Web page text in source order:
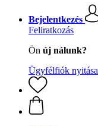
Bejelentkezés
Feliratkozás
Ön új nálunk?
Ügyfélfiók nyitása